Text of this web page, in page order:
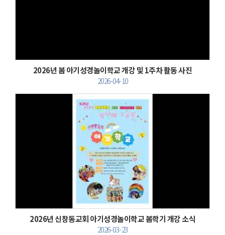
2026년 봄 아기성경놀이학교 개강 및 1주차 활동 사진
2026-04-10
Views
2026년 신창동교회 아기성경놀이학교 봄학기 개강 소식
2026-03-23